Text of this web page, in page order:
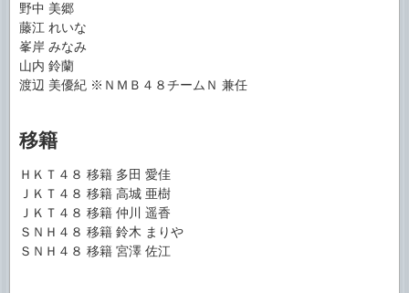
野中 美郷
藤江 れいな
峯岸 みなみ
山内 鈴蘭
渡辺 美優紀 ※ＮＭＢ４８チームＮ 兼任
移籍
ＨＫＴ４８ 移籍 多田 愛佳
ＪＫＴ４８ 移籍 高城 亜樹
ＪＫＴ４８ 移籍 仲川 遥香
ＳＮＨ４８ 移籍 鈴木 まりや
ＳＮＨ４８ 移籍 宮澤 佐江